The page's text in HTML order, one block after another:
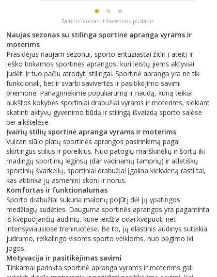
Šaltinis: Vulcan.lt Facebook puslapis
Naujas sezonas su stilinga sportine apranga vyrams ir
moterims
Prasidėjus naujam sezonui, sporto entuziastai žiūri į ateitį ir
ieško tinkamos sportinės aprangos, kuri leistų jiems aktyviai
judėti ir tuo pačiu atrodyti stilingai. Sportinė apranga yra ne tik
funkcionali, bet ir svarbi savivertės ir pasitikėjimo savimi
priemonė. Panagrinėkime populiarumą ir naudą, kurią teikia
aukštos kokybės sportiniai drabužiai vyrams ir moterims, siekiant
skatinti aktyvų gyvenimo būdą ir stilingą išvaizdą sporto salėse
bei aikštelėse.
Įvairių stilių sportinė apranga vyrams ir moterims
Vulcan siūlo platų sportinės aprangos pasirinkimą pagal
skirtingus stilius ir poreikius. Nuo patogių marškinėlių ir šortų iki
madingų sportinių leginsų (dar vadinamų tamprių) ir atletiškų
sportinių švarkelių, sportiniai drabužiai įgalina kiekvieną rasti tai,
kas atitinka jų asmeninį skonį ir norus.
Komfortas ir funkcionalumas
Sporto drabužiai sukuria malonų pojūtį dėl jų ypatingos
medžiagų sudėties. Dauguma sportinės aprangos yra pagaminta
iš kvėpuojančių audinių, kurie leidžia odai kvėpuoti net
intensyviausiose treniruotėse. Be to, jų elastinis audinys suteikia
judrumo, reikalingo visoms sporto veikloms, nuo bėgimo iki
jogos.
Motyvacija ir pasitikėjimas savimi
Tinkamai parinkta sportinė apranga vyrams ir moterims gali